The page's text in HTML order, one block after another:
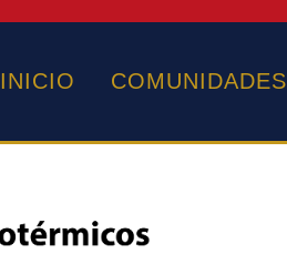
INICIO COMUNIDADES